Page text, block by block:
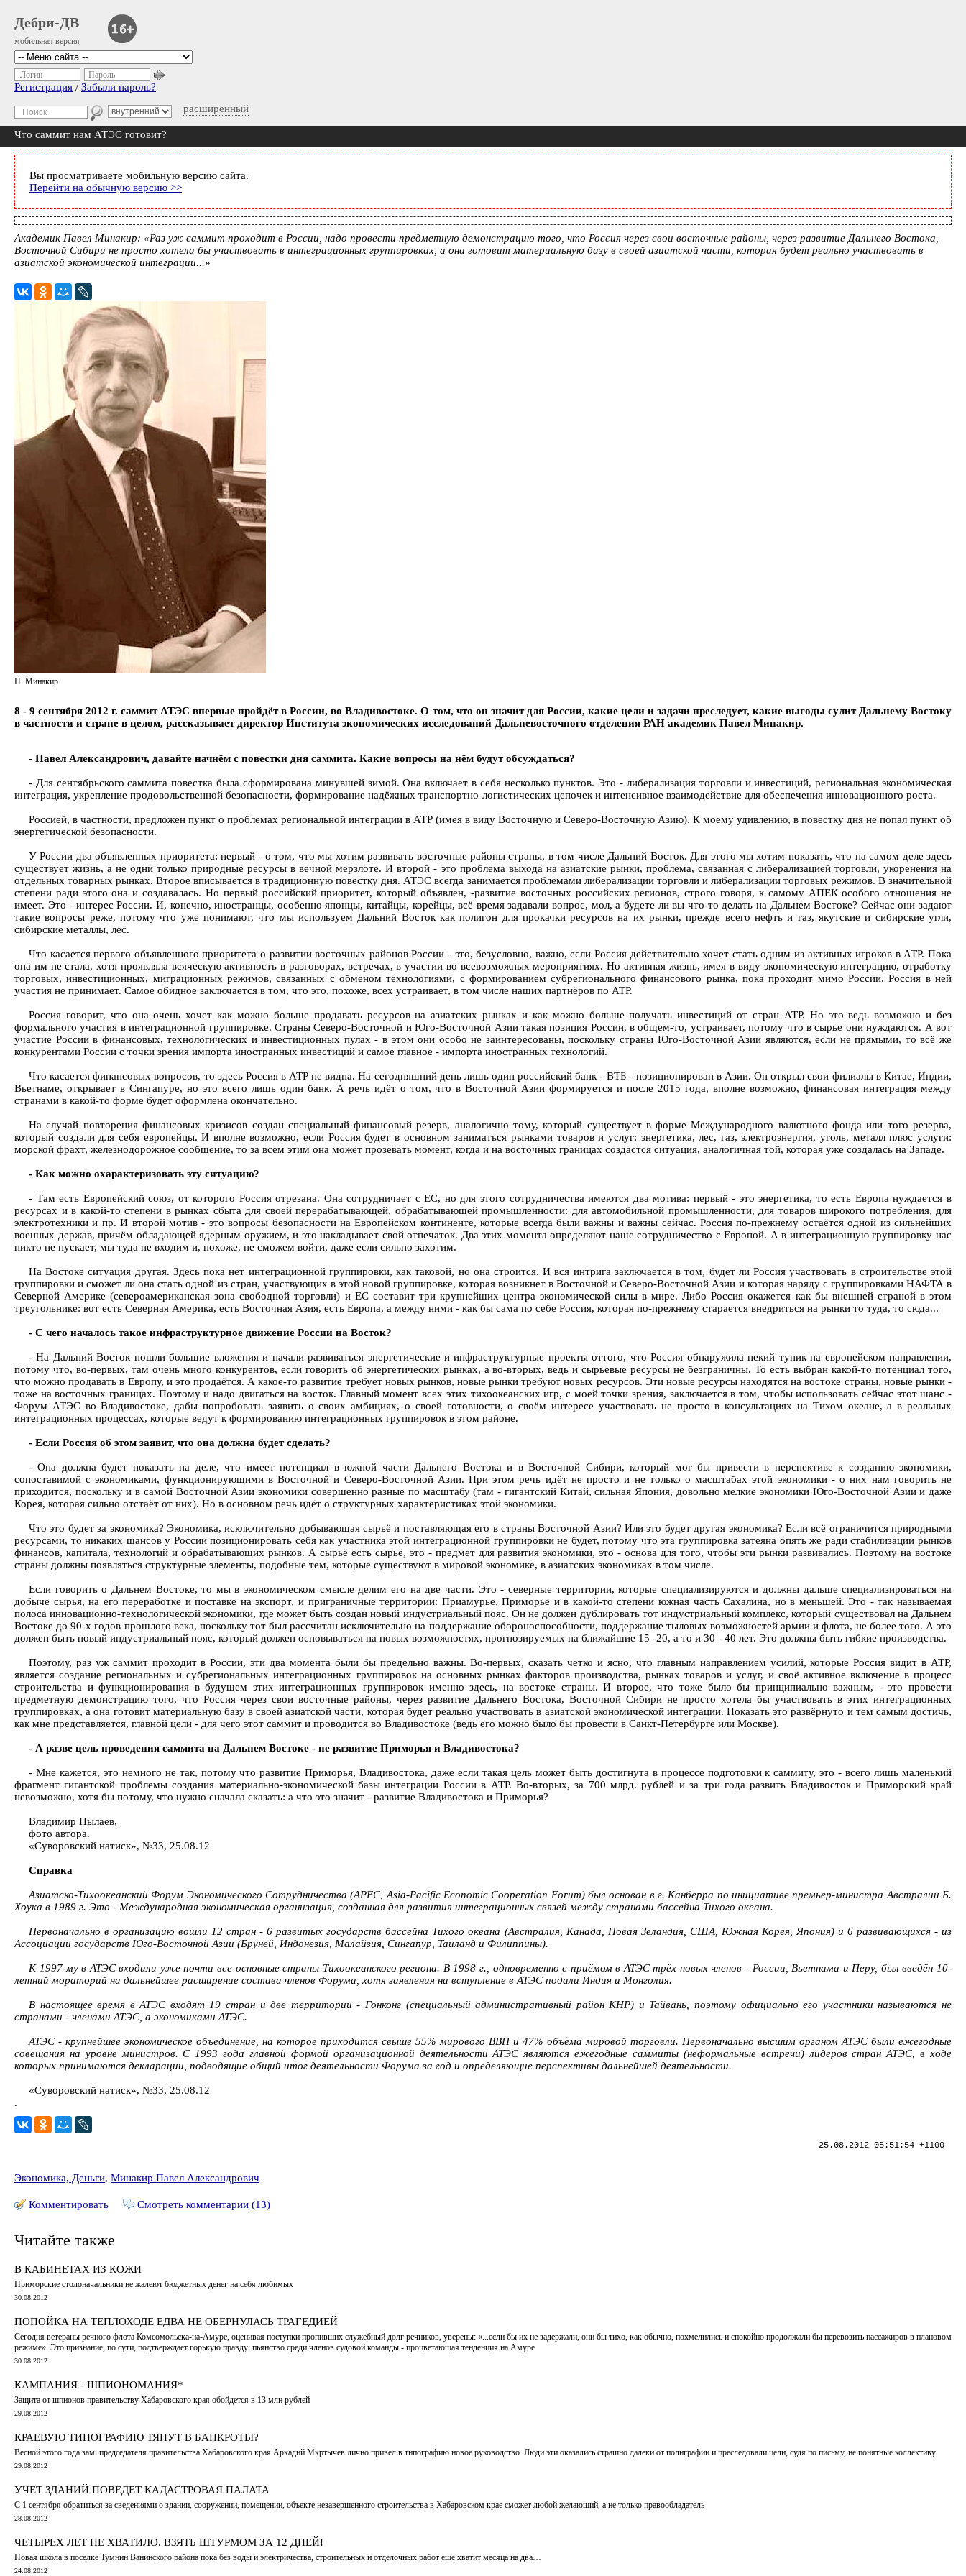
Дебри-ДВ
мобильная версия
расширенный
Логин Пароль
Регистрация / Забыли пароль?
Что саммит нам АТЭС готовит?
Вы просматриваете мобильную версию сайта.
Перейти на обычную версию >>
Академик Павел Минакир: «Раз уж саммит проходит в России, надо провести предметную демонстрацию того, что Россия через свои восточные районы, через развитие Дальнего Востока,
Восточной Сибири не просто хотела бы участвовать в интеграционных группировках, а она готовит материальную базу в своей азиатской части, которая будет реально участвовать в
азиатской экономической интеграции...»
П. Минакир
8 - 9 сентября 2012 г. саммит АТЭС впервые пройдёт в России, во Владивостоке. О том, что он значит для России, какие цели и задачи преследует, какие выгоды сулит Дальнему Востоку
в частности и стране в целом, рассказывает директор Института экономических исследований Дальневосточного отделения РАН академик Павел Минакир.
- Павел Александрович, давайте начнём с повестки дня саммита. Какие вопросы на нём будут обсуждаться?
- Для сентябрьского саммита повестка была сформирована минувшей зимой. Она включает в себя несколько пунктов. Это - либерализация торговли и инвестиций, региональная экономическая
интеграция, укрепление продовольственной безопасности, формирование надёжных транспортно-логистических цепочек и интенсивное взаимодействие для обеспечения инновационного роста.
Россией, в частности, предложен пункт о проблемах региональной интеграции в АТР (имея в виду Восточную и Северо-Восточную Азию). К моему удивлению, в повестку дня не попал пункт об
энергетической безопасности.
У России два объявленных приоритета: первый - о том, что мы хотим развивать восточные районы страны, в том числе Дальний Восток. Для этого мы хотим показать, что на самом деле здесь
существует жизнь, а не одни только природные ресурсы в вечной мерзлоте. И второй - это проблема выхода на азиатские рынки, проблема, связанная с либерализацией торговли, укоренения на
отдельных товарных рынках. Второе вписывается в традиционную повестку дня. АТЭС всегда занимается проблемами либерализации торговли и либерализации торговых режимов. В значительной
степени ради этого она и создавалась. Но первый российский приоритет, который объявлен, -развитие восточных российских регионов, строго говоря, к самому АПЕК особого отношения не
имеет. Это - интерес России. И, конечно, иностранцы, особенно японцы, китайцы, корейцы, всё время задавали вопрос, мол, а будете ли вы что-то делать на Дальнем Востоке? Сейчас они задают
такие вопросы реже, потому что уже понимают, что мы используем Дальний Восток как полигон для прокачки ресурсов на их рынки, прежде всего нефть и газ, якутские и сибирские угли,
сибирские металлы, лес.
Что касается первого объявленного приоритета о развитии восточных районов России - это, безусловно, важно, если Россия действительно хочет стать одним из активных игроков в АТР. Пока
она им не стала, хотя проявляла всяческую активность в разговорах, встречах, в участии во всевозможных мероприятиях. Но активная жизнь, имея в виду экономическую интеграцию, отработку
торговых, инвестиционных, миграционных режимов, связанных с обменом технологиями, с формированием субрегионального финансового рынка, пока проходит мимо России. Россия в ней
участия не принимает. Самое обидное заключается в том, что это, похоже, всех устраивает, в том числе наших партнёров по АТР.
Россия говорит, что она очень хочет как можно больше продавать ресурсов на азиатских рынках и как можно больше получать инвестиций от стран АТР. Но это ведь возможно и без
формального участия в интеграционной группировке. Страны Северо-Восточной и Юго-Восточной Азии такая позиция России, в общем-то, устраивает, потому что в сырье они нуждаются. А вот
участие России в финансовых, технологических и инвестиционных пулах - в этом они особо не заинтересованы, поскольку страны Юго-Восточной Азии являются, если не прямыми, то всё же
конкурентами России с точки зрения импорта иностранных инвестиций и самое главное - импорта иностранных технологий.
Что касается финансовых вопросов, то здесь Россия в АТР не видна. На сегодняшний день лишь один российский банк - ВТБ - позиционирован в Азии. Он открыл свои филиалы в Китае, Индии,
Вьетнаме, открывает в Сингапуре, но это всего лишь один банк. А речь идёт о том, что в Восточной Азии формируется и после 2015 года, вполне возможно, финансовая интеграция между
странами в какой-то форме будет оформлена окончательно.
На случай повторения финансовых кризисов создан специальный финансовый резерв, аналогично тому, который существует в форме Международного валютного фонда или того резерва,
который создали для себя европейцы. И вполне возможно, если Россия будет в основном заниматься рынками товаров и услуг: энергетика, лес, газ, электроэнергия, уголь, металл плюс услуги:
морской фрахт, железнодорожное сообщение, то за всем этим она может прозевать момент, когда и на восточных границах создастся ситуация, аналогичная той, которая уже создалась на Западе.
- Как можно охарактеризовать эту ситуацию?
- Там есть Европейский союз, от которого Россия отрезана. Она сотрудничает с ЕС, но для этого сотрудничества имеются два мотива: первый - это энергетика, то есть Европа нуждается в
ресурсах и в какой-то степени в рынках сбыта для своей перерабатывающей, обрабатывающей промышленности: для автомобильной промышленности, для товаров широкого потребления, для
электротехники и пр. И второй мотив - это вопросы безопасности на Европейском континенте, которые всегда были важны и важны сейчас. Россия по-прежнему остаётся одной из сильнейших
военных держав, причём обладающей ядерным оружием, и это накладывает свой отпечаток. Два этих момента определяют наше сотрудничество с Европой. А в интеграционную группировку нас
никто не пускает, мы туда не входим и, похоже, не сможем войти, даже если сильно захотим.
На Востоке ситуация другая. Здесь пока нет интеграционной группировки, как таковой, но она строится. И вся интрига заключается в том, будет ли Россия участвовать в строительстве этой
группировки и сможет ли она стать одной из стран, участвующих в этой новой группировке, которая возникнет в Восточной и Северо-Восточной Азии и которая наряду с группировками НАФТА в
Северной Америке (североамериканская зона свободной торговли) и ЕС составит три крупнейших центра экономической силы в мире. Либо Россия окажется как бы внешней страной в этом
треугольнике: вот есть Северная Америка, есть Восточная Азия, есть Европа, а между ними - как бы сама по себе Россия, которая по-прежнему старается внедриться на рынки то туда, то сюда...
- С чего началось такое инфраструктурное движение России на Восток?
- На Дальний Восток пошли большие вложения и начали развиваться энергетические и инфраструктурные проекты оттого, что Россия обнаружила некий тупик на европейском направлении,
потому что, во-первых, там очень много конкурентов, если говорить об энергетических рынках, а во-вторых, ведь и сырьевые ресурсы не безграничны. То есть выбран какой-то потенциал того,
что можно продавать в Европу, и это продаётся. А какое-то развитие требует новых рынков, новые рынки требуют новых ресурсов. Эти новые ресурсы находятся на востоке страны, новые рынки -
тоже на восточных границах. Поэтому и надо двигаться на восток. Главный момент всех этих тихоокеанских игр, с моей точки зрения, заключается в том, чтобы использовать сейчас этот шанс -
Форум АТЭС во Владивостоке, дабы попробовать заявить о своих амбициях, о своей готовности, о своём интересе участвовать не просто в консультациях на Тихом океане, а в реальных
интеграционных процессах, которые ведут к формированию интеграционных группировок в этом районе.
- Если Россия об этом заявит, что она должна будет сделать?
- Она должна будет показать на деле, что имеет потенциал в южной части Дальнего Востока и в Восточной Сибири, который мог бы привести в перспективе к созданию экономики,
сопоставимой с экономиками, функционирующими в Восточной и Северо-Восточной Азии. При этом речь идёт не просто и не только о масштабах этой экономики - о них нам говорить не
приходится, поскольку и в самой Восточной Азии экономики совершенно разные по масштабу (там - гигантский Китай, сильная Япония, довольно мелкие экономики Юго-Восточной Азии и даже
Корея, которая сильно отстаёт от них). Но в основном речь идёт о структурных характеристиках этой экономики.
Что это будет за экономика? Экономика, исключительно добывающая сырьё и поставляющая его в страны Восточной Азии? Или это будет другая экономика? Если всё ограничится природными
ресурсами, то никаких шансов у России позиционировать себя как участника этой интеграционной группировки не будет, потому что эта группировка затеяна опять же ради стабилизации рынков
финансов, капитала, технологий и обрабатывающих рынков. А сырьё есть сырьё, это - предмет для развития экономики, это - основа для того, чтобы эти рынки развивались. Поэтому на востоке
страны должны появляться структурные элементы, подобные тем, которые существуют в мировой экономике, в азиатских экономиках в том числе.
Если говорить о Дальнем Востоке, то мы в экономическом смысле делим его на две части. Это - северные территории, которые специализируются и должны дальше специализироваться на
добыче сырья, на его переработке и поставке на экспорт, и приграничные территории: Приамурье, Приморье и в какой-то степени южная часть Сахалина, но в меньшей. Это - так называемая
полоса инновационно-технологической экономики, где может быть создан новый индустриальный пояс. Он не должен дублировать тот индустриальный комплекс, который существовал на Дальнем
Востоке до 90-х годов прошлого века, поскольку тот был рассчитан исключительно на поддержание обороноспособности, поддержание тыловых возможностей армии и флота, не более того. А это
должен быть новый индустриальный пояс, который должен основываться на новых возможностях, прогнозируемых на ближайшие 15 -20, а то и 30 - 40 лет. Это должны быть гибкие производства.
Поэтому, раз уж саммит проходит в России, эти два момента были бы предельно важны. Во-первых, сказать четко и ясно, что главным направлением усилий, которые Россия видит в АТР,
является создание региональных и субрегиональных интеграционных группировок на основных рынках факторов производства, рынках товаров и услуг, и своё активное включение в процесс
строительства и функционирования в будущем этих интеграционных группировок именно здесь, на востоке страны. И второе, что тоже было бы принципиально важным, - это провести
предметную демонстрацию того, что Россия через свои восточные районы, через развитие Дальнего Востока, Восточной Сибири не просто хотела бы участвовать в этих интеграционных
группировках, а она готовит материальную базу в своей азиатской части, которая будет реально участвовать в азиатской экономической интеграции. Показать это развёрнуто и тем самым достичь,
как мне представляется, главной цели - для чего этот саммит и проводится во Владивостоке (ведь его можно было бы провести в Санкт-Петербурге или Москве).
- А разве цель проведения саммита на Дальнем Востоке - не развитие Приморья и Владивостока?
- Мне кажется, это немного не так, потому что развитие Приморья, Владивостока, даже если такая цель может быть достигнута в процессе подготовки к саммиту, это - всего лишь маленький
фрагмент гигантской проблемы создания материально-экономической базы интеграции России в АТР. Во-вторых, за 700 млрд. рублей и за три года развить Владивосток и Приморский край
невозможно, хотя бы потому, что нужно сначала сказать: а что это значит - развитие Владивостока и Приморья?
Владимир Пылаев,
фото автора.
«Суворовский натиск», №33, 25.08.12
Справка
Азиатско-Тихоокеанский Форум Экономического Сотрудничества (АРЕС, Asia-Pacific Economic Cooperation Forum) был основан в г. Канберра по инициативе премьер-министра Австралии Б.
Хоука в 1989 г. Это - Международная экономическая организация, созданная для развития интеграционных связей между странами бассейна Тихого океана.
Первоначально в организацию вошли 12 стран - 6 развитых государств бассейна Тихого океана (Австралия, Канада, Новая Зеландия, США, Южная Корея, Япония) и 6 развивающихся - из
Ассоциации государств Юго-Восточной Азии (Бруней, Индонезия, Малайзия, Сингапур, Таиланд и Филиппины).
К 1997-му в АТЭС входили уже почти все основные страны Тихоокеанского региона. В 1998 г., одновременно с приёмом в АТЭС трёх новых членов - России, Вьетнама и Перу, был введён 10-
летний мораторий на дальнейшее расширение состава членов Форума, хотя заявления на вступление в АТЭС подали Индия и Монголия.
В настоящее время в АТЭС входят 19 стран и две территории - Гонконг (специальный административный район КНР) и Тайвань, поэтому официально его участники называются не
странами - членами АТЭС, а экономиками АТЭС.
АТЭС - крупнейшее экономическое объединение, на которое приходится свыше 55% мирового ВВП и 47% объёма мировой торговли. Первоначально высшим органом АТЭС были ежегодные
совещания на уровне министров. С 1993 года главной формой организационной деятельности АТЭС являются ежегодные саммиты (неформальные встречи) лидеров стран АТЭС, в ходе
которых принимаются декларации, подводящие общий итог деятельности Форума за год и определяющие перспективы дальнейшей деятельности.
«Суворовский натиск», №33, 25.08.12
.
25.08.2012 05:51:54 +1100
Экономика, Деньги, Минакир Павел Александрович
Комментировать Смотреть комментарии (13)
Читайте также
В КАБИНЕТАХ ИЗ КОЖИ
Приморские столоначальники не жалеют бюджетных денег на себя любимых
30.08.2012
ПОПОЙКА НА ТЕПЛОХОДЕ ЕДВА НЕ ОБЕРНУЛАСЬ ТРАГЕДИЕЙ
Сегодня ветераны речного флота Комсомольска-на-Амуре, оценивая поступки пропивших служебный долг речников, уверены: «...если бы их не задержали, они бы тихо, как обычно, похмелились и спокойно продолжали бы перевозить пассажиров в плановом
режиме». Это признание, по сути, подтверждает горькую правду: пьянство среди членов судовой команды - процветающая тенденция на Амуре
30.08.2012
КАМПАНИЯ - ШПИОНОМАНИЯ*
Защита от шпионов правительству Хабаровского края обойдется в 13 млн рублей
29.08.2012
КРАЕВУЮ ТИПОГРАФИЮ ТЯНУТ В БАНКРОТЫ?
Весной этого года зам. председателя правительства Хабаровского края Аркадий Мкртычев лично привел в типографию новое руководство. Люди эти оказались страшно далеки от полиграфии и преследовали цели, судя по письму, не понятные коллективу
29.08.2012
УЧЕТ ЗДАНИЙ ПОВЕДЕТ КАДАСТРОВАЯ ПАЛАТА
С 1 сентября обратиться за сведениями о здании, сооружении, помещении, объекте незавершенного строительства в Хабаровском крае сможет любой желающий, а не только правообладатель
28.08.2012
ЧЕТЫРЕХ ЛЕТ НЕ ХВАТИЛО. ВЗЯТЬ ШТУРМОМ ЗА 12 ДНЕЙ!
Новая школа в поселке Тумнин Ванинского района пока без воды и электричества, строительных и отделочных работ еще хватит месяца на два…
24.08.2012